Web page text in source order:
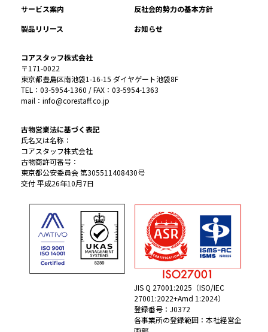
サービス案内
反社会的勢力の基本方針
製品リリース
お知らせ
コアスタッフ株式会社
〒171-0022
東京都豊島区南池袋1-16-15 ダイヤゲート池袋8F
TEL：03-5954-1360 / FAX：03-5954-1363
mail：info@corestaff.co.jp
古物営業法に基づく表記
氏名又は名称：
コアスタッフ株式会社
古物商許可番号：
東京都公安委員会 第305511408430号
交付 平成26年10月7日
JIS Q 27001:2025（ISO/IEC
27001:2022+Amd 1:2024）
登録番号：J0372
各事業所の登録範囲：本社経営企